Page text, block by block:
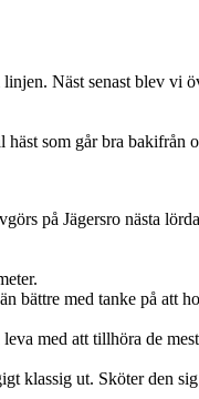
Näst senast blev vi
som går bra bakifrån
på Jägersro nästa
bättre med tanke på att
med att tillhöra de
klassig ut. Sköter den